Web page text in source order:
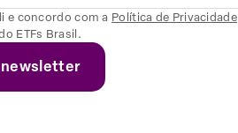
e concordo com a Política de Privacidade
ETFs Brasil.